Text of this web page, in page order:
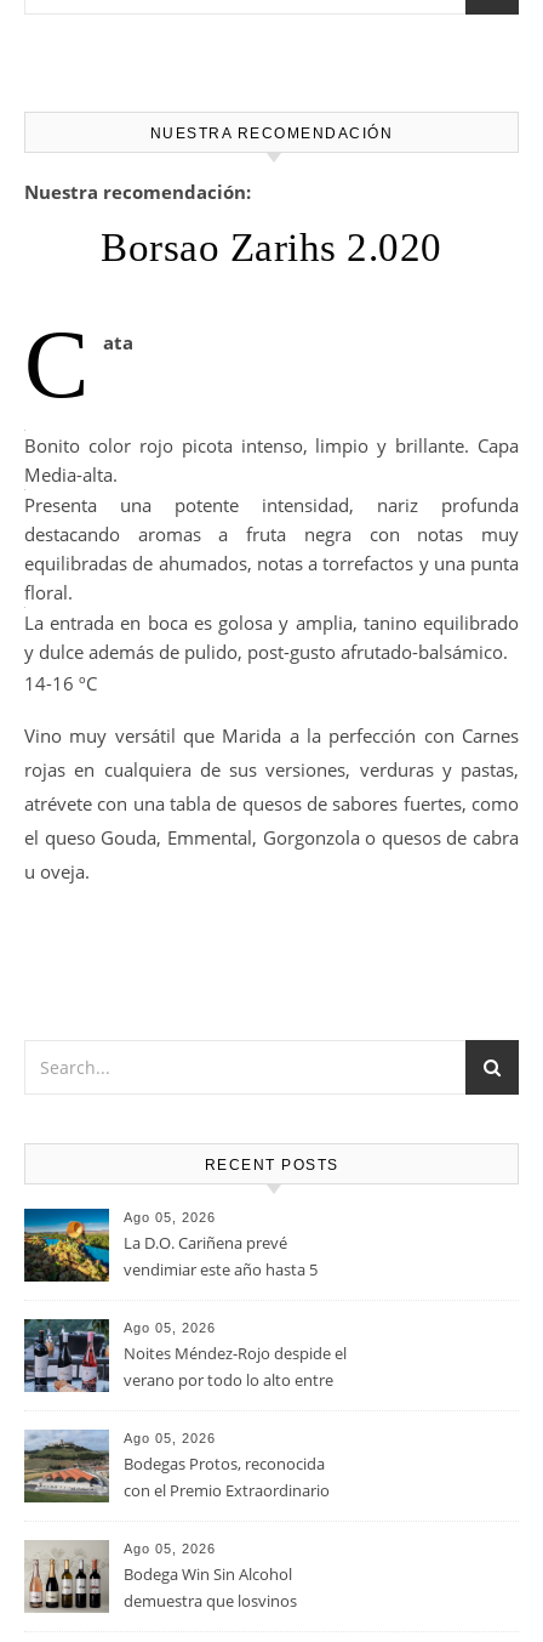
NUESTRA RECOMENDACIÓN
Nuestra recomendación:
Borsao Zarihs 2.020
C ata
Bonito color rojo picota intenso, limpio y brillante. Capa
Media-alta.
Presenta una potente intensidad, nariz profunda
destacando aromas a fruta negra con notas muy
equilibradas de ahumados, notas a torrefactos y una punta
floral.
La entrada en boca es golosa y amplia, tanino equilibrado
y dulce además de pulido, post-gusto afrutado-balsámico.
14-16 ºC
Vino muy versátil que Marida a la perfección con Carnes
rojas en cualquiera de sus versiones, verduras y pastas,
atrévete con una tabla de quesos de sabores fuertes, como
el queso Gouda, Emmental, Gorgonzola o quesos de cabra
u oveja.
RECENT POSTS
Ago 05, 2026
La D.O. Cariñena prevé
vendimiar este año hasta 5
que en 2025
Ago 05, 2026
Noites Méndez-Rojo despide el
verano por todo lo alto entre
Ago 05, 2026
Bodegas Protos, reconocida
con el Premio Extraordinario
casi un siglo de excelencia
vitivinícola
Ago 05, 2026
Bodega Win Sin Alcohol
demuestra que losvinos